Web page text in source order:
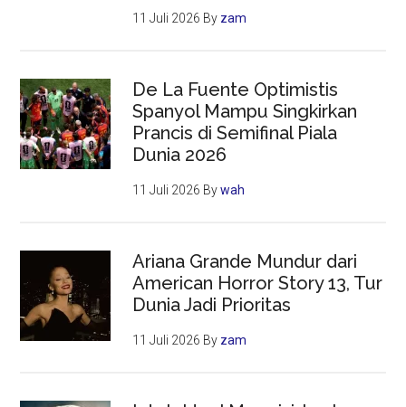
11 Juli 2026 By zam
De La Fuente Optimistis
Spanyol Mampu Singkirkan
Prancis di Semifinal Piala
Dunia 2026
11 Juli 2026 Bywah
Ariana Grande Mundur dari
American Horror Story 13, Tur
Dunia Jadi Prioritas
11 Juli 2026 By zam